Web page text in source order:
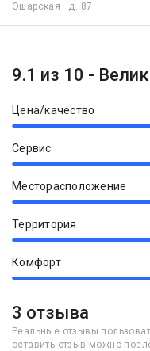
Ошарская · д. 87
9.1 из 10 -
Цена/качество
Сервис
Месторасположение
Территория
Комфорт
3 отзыва
Реальные отзывы
оставить отзыв можно